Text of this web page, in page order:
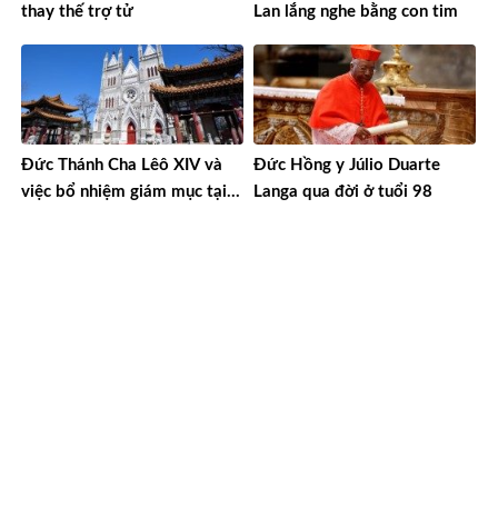
thay thế trợ tử
Lan lắng nghe bằng con tim
Đức Thánh Cha Lêô XIV và
việc bổ nhiệm giám mục tại
Đức Hồng y Júlio Duarte
Langa qua đời ở tuổi 98